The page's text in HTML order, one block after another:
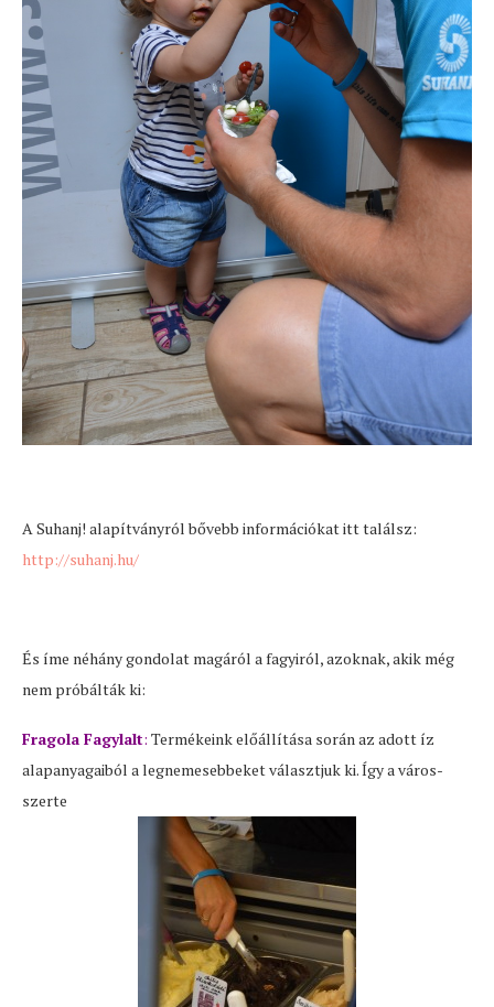
A Suhanj! alapítványról bővebb információkat itt találsz:
http://suhanj.hu/
És íme néhány gondolat magáról a fagyiról, azoknak, akik még
nem próbálták ki:
Fragola Fagylalt: Termékeink előállítása során az adott íz
alapanyagaiból a legnemesebbeket választjuk ki. Így a város-
szerte